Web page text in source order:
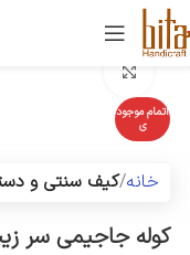
اتمام موجود
ی
خانه کیف سنتی و
کوله جاجیمی سر